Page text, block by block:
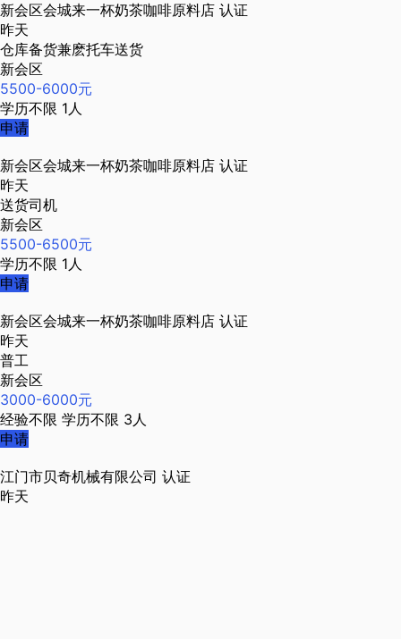
新会区会城来一杯奶茶咖啡原料店 认证
昨天
仓库备货兼麽托车送货
新会区
5500-6000元
学历不限 1人
申请
新会区会城来一杯奶茶咖啡原料店 认证
昨天
送货司机
新会区
5500-6500元
学历不限 1人
申请
新会区会城来一杯奶茶咖啡原料店 认证
昨天
普工
新会区
3000-6000元
经验不限 学历不限 3人
申请
江门市贝奇机械有限公司 认证
昨天